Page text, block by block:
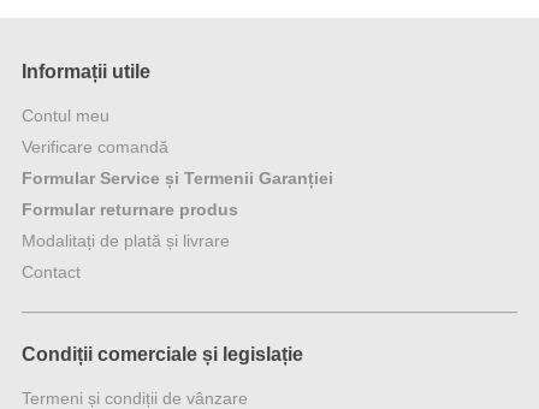
Informații utile
Contul meu
Verificare comandă
Formular Service și Termenii Garanției
Formular returnare produs
Modalitați de plată și livrare
Contact
Condiții comerciale și legislație
Termeni și condiții de vânzare